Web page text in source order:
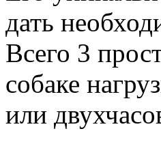
дать
Всего 3
собаке
или